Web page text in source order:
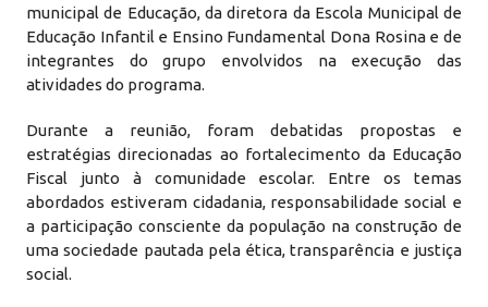
municipal de Educação, da diretora da Escola Municipal de
Educação Infantil e Ensino Fundamental Dona Rosina e de
integrantes do grupo envolvidos na execução das
atividades do programa.
Durante a reunião, foram debatidas propostas e
estratégias direcionadas ao fortalecimento da Educação
Fiscal junto à comunidade escolar. Entre os temas
abordados estiveram cidadania, responsabilidade social e
a participação consciente da população na construção de
uma sociedade pautada pela ética, transparência e justiça
social.